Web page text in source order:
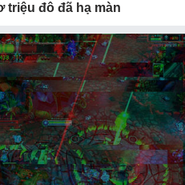
triệu đô đã hạ màn